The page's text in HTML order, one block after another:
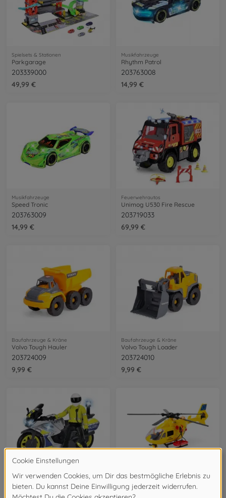
Spielsets & Stationen
Parkgarage
203339000
49,99 €
Musikfahrzeuge
Rhythm Patrol
203763008
14,99 €
Musikfahrzeuge
Speed Tronic
203763009
14,99 €
Feuerwehrautos
Unimog U530 Fire Rescue
203719033
69,99 €
Baufahrzeuge & Kräne
Volvo Tough Hauler
203724009
9,99 €
Baufahrzeuge & Kräne
Volvo Tough Loader
203724010
9,99 €
Motorräder
Yamaha Polizeimotorrad
Helikopter & Flugzeuge
ADAC Rettungshelikopter